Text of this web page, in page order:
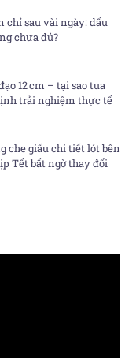
chỉ sau vài ngày: dấu
chưa đủ?
12 cm – tại sao tua
trải nghiệm thực tế
che giấu chi tiết lót bên
Tết bất ngờ thay đổi